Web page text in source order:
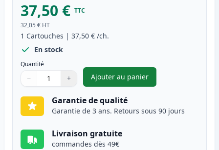
37,50 € TTC
32,05 € HT
1 Cartouches | 37,50 € /ch.
En stock
Quantité
Quantité
Utilisez les boutons pour ajuster
− +
Quantité
Ajouter au panier
,Canon FX-10 (0263B002AA)
Garantie de qualité
Garantie de 3 ans. Retours sous 90 jours
Livraison gratuite
commandes dès 49€